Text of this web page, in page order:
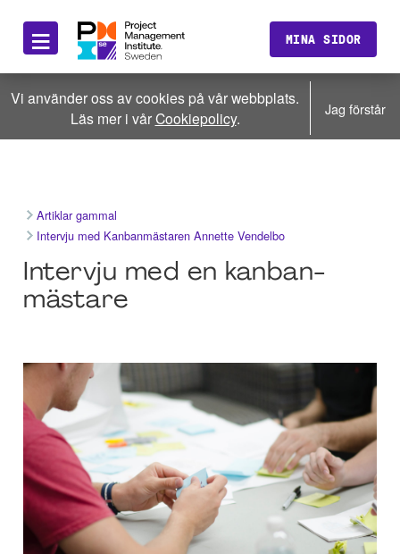
≡ MINA SIDOR
Vi använder oss av cookies på vår webbplats.
Läs mer i vårCookiepolicy. Jag förstår
Artiklar gammal
Intervju med Kanbanmästaren Annette Vendelbo
Intervju med en kanban-
mästare